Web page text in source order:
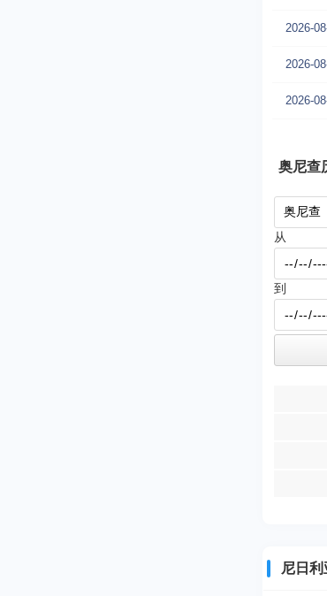
2026-
2026-
2026-
奥尼查
从
到
尼日